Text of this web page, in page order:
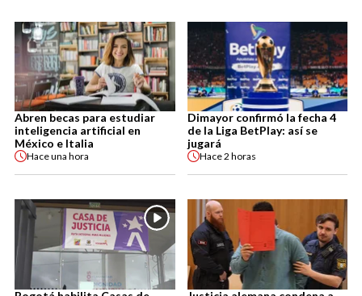
Abren becas para estudiar
inteligencia artificial en
México e Italia
Haceuna hora
Dimayor confirmó la fecha 4
de la Liga BetPlay: así se
jugará
Hace2 horas